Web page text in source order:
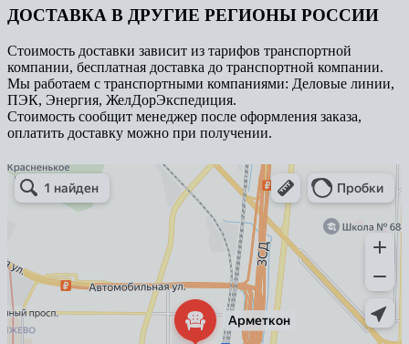
ДОСТАВКА В ДРУГИЕ РЕГИОНЫ РОССИИ
Стоимость доставки зависит из тарифов транспортной
компании, бесплатная доставка до транспортной компании.
Мы работаем с транспортными компаниями: Деловые линии,
ПЭК, Энергия, ЖелДорЭкспедиция.
Стоимость сообщит менеджер после оформления заказа,
оплатить доставку можно при получении.
Арметкон
Металлическая мебель в Санкт‑Петербурге
Торговое оборудование в Санкт‑Петербурге